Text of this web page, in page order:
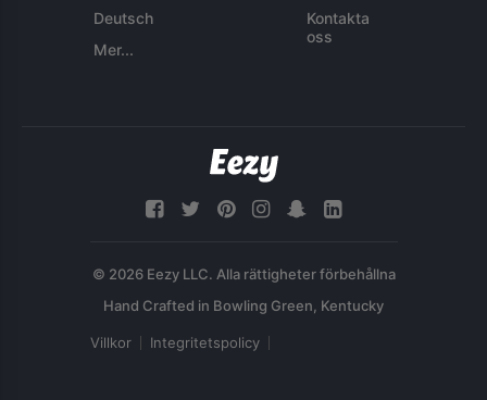
Deutsch
Mer...
Kontakta
oss
© 2026 Eezy LLC. Alla rättigheter förbehållna
Villkor Integritetspolicy